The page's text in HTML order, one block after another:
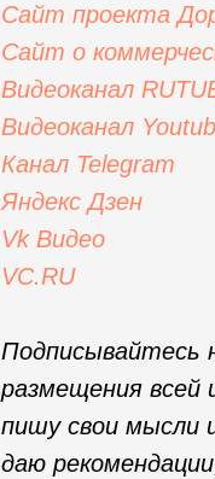
Сайт проекта
Сайт о
Видеоканал
Видеоканал
Канал Telegram
ЯндексДзен
Vk Видео
VC.RU
Подписывайтесь
размещения всей
пишу свои мысли
даю